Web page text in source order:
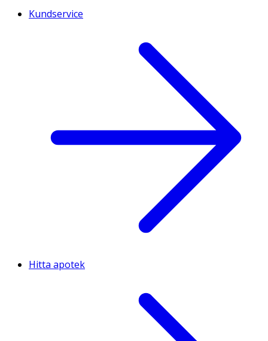
Kundservice
Hitta apotek